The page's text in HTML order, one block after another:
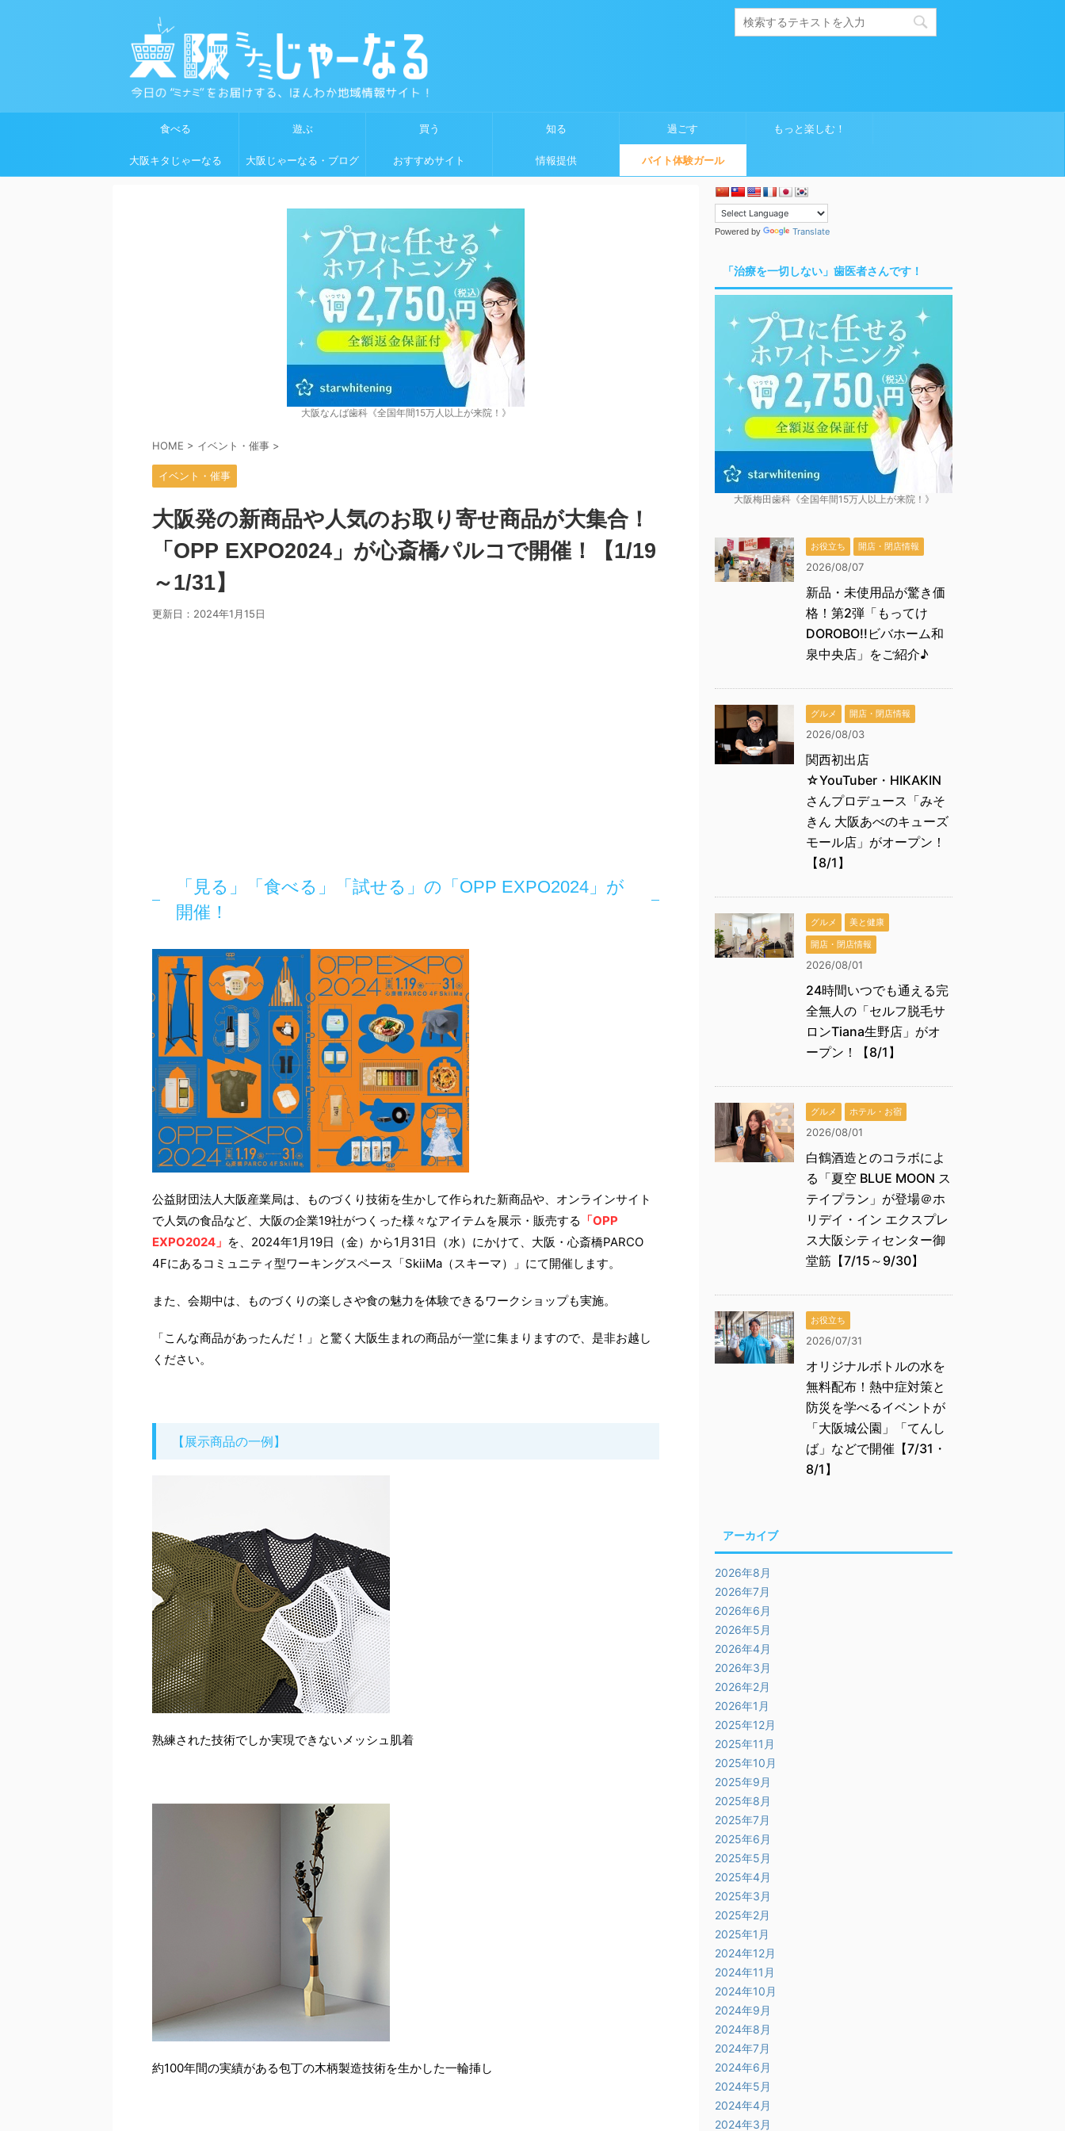
食べる 遊ぶ 買う 知る 過ごす もっと楽しむ！
大阪キタじゃーなる 大阪じゃーなる・ブログ おすすめサイト 情報提供 バイト体験ガール
大阪なんば歯科《全国年間15万人以上が来院！》
HOME > イベント・催事 >
イベント・催事
大阪発の新商品や人気のお取り寄せ商品が大集合！
「OPP EXPO2024」が心斎橋パルコで開催！【1/19
～1/31】
更新日： 2024年1月15日
「見る」「食べる」「試せる」の「OPP EXPO2024」が
開催！
公益財団法人大阪産業局は、ものづくり技術を生かして作られた新商品や、オンラインサイト
で人気の食品など、大阪の企業19社がつくった様々なアイテムを展示・販売する 「OPP
EXPO2024」 を、2024年1月19日（金）から1月31日（水）にかけて、大阪・心斎橋PARCO
4Fにあるコミュニティ型ワーキングスペース「SkiiMa（スキーマ）」にて開催します。
また、会期中は、ものづくりの楽しさや食の魅力を体験できるワークショップも実施。
「こんな商品があったんだ！」と驚く大阪生まれの商品が一堂に集まりますので、是非お越し
ください。
【展示商品の一例】
熟練された技術でしか実現できないメッシュ肌着
約100年間の実績がある包丁の木柄製造技術を生かした一輪挿し
Powered by Translate
「治療を一切しない」歯医者さんです！
大阪梅田歯科《全国年間15万人以上が来院！》
お役立ち 開店・閉店情報
2026/08/07
新品・未使用品が驚き価
格！第2弾「もってけ
DOROBO!!ビバホーム和
泉中央店」をご紹介♪
グルメ 開店・閉店情報
2026/08/03
関西初出店
☆YouTuber・HIKAKIN
さんプロデュース「みそ
きん 大阪あべのキューズ
モール店」がオープン！
【8/1】
グルメ
美と健康
開店・閉店情報
2026/08/01
24時間いつでも通える完
全無人の「セルフ脱毛サ
ロンTiana生野店」がオ
ープン！【8/1】
グルメ ホテル・お宿
2026/08/01
白鶴酒造とのコラボによ
る「夏空 BLUE MOON ス
テイプラン」が登場＠ホ
リデイ・イン エクスプレ
ス大阪シティセンター御
堂筋【7/15～9/30】
お役立ち
2026/07/31
オリジナルボトルの水を
無料配布！熱中症対策と
防災を学べるイベントが
「大阪城公園」「てんし
ば」などで開催【7/31・
8/1】
アーカイブ
2026年8月
2026年7月
2026年6月
2026年5月
2026年4月
2026年3月
2026年2月
2026年1月
2025年12月
2025年11月
2025年10月
2025年9月
2025年8月
2025年7月
2025年6月
2025年5月
2025年4月
2025年3月
2025年2月
2025年1月
2024年12月
2024年11月
2024年10月
2024年9月
2024年8月
2024年7月
2024年6月
2024年5月
2024年4月
2024年3月